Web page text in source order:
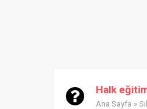
Halk
Ana Sayfa »